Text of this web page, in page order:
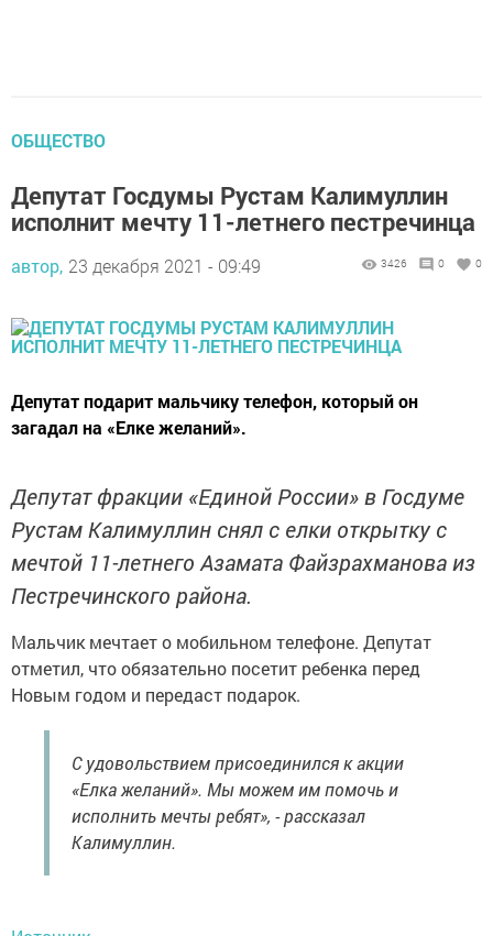
ОБЩЕСТВО
Депутат Госдумы Рустам Калимуллин
исполнит мечту 11-летнего пестречинца
автор, 23 декабря 2021 - 09:49 3426 0 0
Депутат подарит мальчику телефон, который он
загадал на «Елке желаний».
Депутат фракции «Единой России» в Госдуме
Рустам Калимуллин снял с елки открытку с
мечтой 11-летнего Азамата Файзрахманова из
Пестречинского района.
Мальчик мечтает о мобильном телефоне. Депутат
отметил, что обязательно посетит ребенка перед
Новым годом и передаст подарок.
С удовольствием присоединился к акции
«Елка желаний». Мы можем им помочь и
исполнить мечты ребят», - рассказал
Калимуллин.